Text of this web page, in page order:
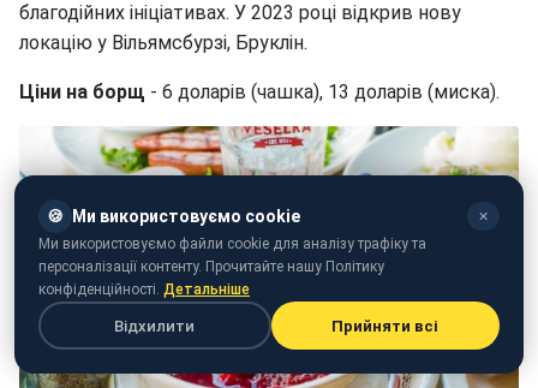
благодійних ініціативах. У 2023 році відкрив нову
локацію у Вільямсбурзі, Бруклін.
Ціни на борщ - 6 доларів (чашка), 13 доларів (миска).
🍪 Ми використовуємо cookie ✕
Ми використовуємо файли cookie для аналізу трафіку та
персоналізації контенту. Прочитайте нашу Політику
конфіденційності. Детальніше
Відхилити Прийняти всі